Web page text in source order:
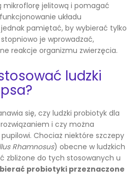
jelitową i pomagać
układu
pamiętać, by wybierać tylko
je wprowadzać,
reakcje organizmu zwierzęcia.
ludzki
się, czy ludzki probiotyk dla
i czy można
Chociaż niektóre szczepy
Rhamnosus) obecne w ludzkich
zbliżone do tych stosowanych u
probiotyki przeznaczone